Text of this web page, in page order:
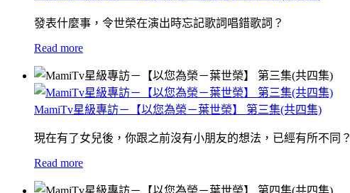
發表什麼事，令世榮在演出時忘記歌詞 唱錯歌詞？
Read more
MamiTv星級專訪－【以您為榮－葉世榮】 第三集(共四集)
現在有了女兒後，你跟之前沒有小朋友的想法，已經有所不同
Read more